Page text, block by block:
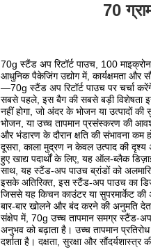
70
70g स्टैंड अप रिटॉर्ट पाउच, 100
आधुनिक पैकेजिंग उद्योग में, कार्यक्षमता और
—70g स्टैंड अप रिटॉर्ट पाउच पर चर्चा
सबसे पहले, इस बैग की सबसे बड़ी विशेषता
नहीं होगा, जो अंदर के भोजन या उत्पादों
भोजन, या उच्च तापमान प्रसंस्करण की
और भंडारण के दौरान क्षति की संभावना कम
दूसरा, काला मुद्रण न केवल उत्पाद की
हुए खाद्य पदार्थों के लिए, यह ऑल-ब्लैक
साथ, यह स्टैंड-अप पाउच ब्रांडों को
इसके अतिरिक्त, इस स्टैंड-अप पाउच का
जिससे यह किचन काउंटर या सुपरमार्केट की
बार-बार खोलने और बंद करने की अनुमति
संक्षेप में, 70g उच्च तापमान समग्र स्टैंड-अप
अनुभव को बढ़ाता है। उच्च तापमान
दर्शाता है। दक्षता, सुरक्षा और